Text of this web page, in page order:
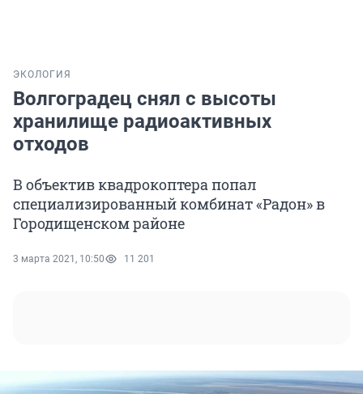
ЭКОЛОГИЯ
Волгоградец снял с высоты
хранилище радиоактивных
отходов
В объектив квадрокоптера попал
специализированный комбинат «Радон» в
Городищенском районе
3 марта 2021, 10:50 11 201